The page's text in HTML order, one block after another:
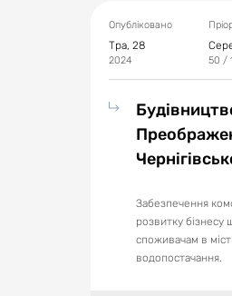
Опубліковано
Тра, 28
2024 50 /
Забезпечення
розвитку бізнесу
споживачам в
водопостачання.